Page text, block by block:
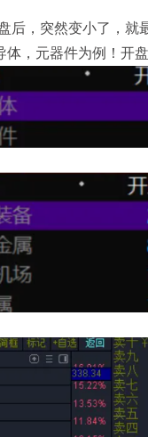
后，突然变小了，就
，元器件为例！开